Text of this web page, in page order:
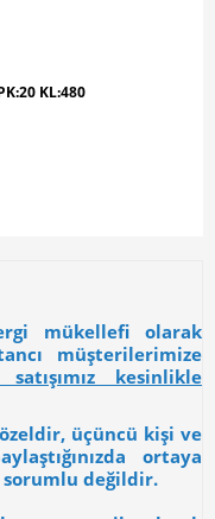
KL:480
mükellefi olarak
müşterilerimize
kesinlikle
üçüncü kişi ve
ortaya
sorumlu değildir.